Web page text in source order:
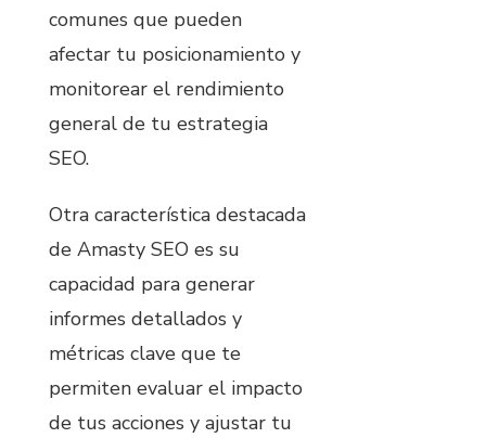
comunes que pueden
afectar tu posicionamiento y
monitorear el rendimiento
general de tu estrategia
SEO.
Otra característica destacada
de Amasty SEO es su
capacidad para generar
informes detallados y
métricas clave que te
permiten evaluar el impacto
de tus acciones y ajustar tu